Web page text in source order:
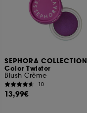
SEPHORA COLLECTION
Color Twister
Blush Crème
10
13,99€